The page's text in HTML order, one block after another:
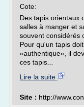
Cote:
Des tapis orientaux
salles à manger et
souvent considérés
Pour qu'un tapis
«authentique», il
ces tapis...
Lire la suite
Site : http://